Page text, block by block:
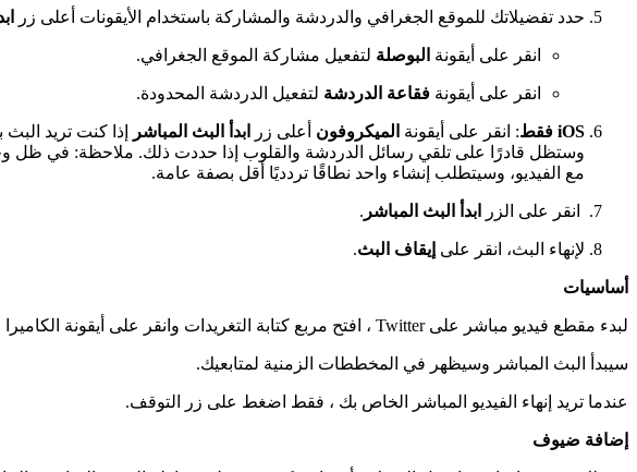
حدد تفضيلاتك للموقع الجغرافي والدردشة والمشاركة باستخدام الأيقونات أعلى زر
انقر على أيقونة البوصلة لتفعيل مشاركة الموقع الجغرافي.
انقر على أيقونة فقاعة الدردشة لتفعيل الدردشة المحدودة.
iOS فقط : انقر على أيقونة الميكروفون أعلى زر ابدأ البث المباشر
إذا كنت تريد
وستظل قادرًا على تلقي رسائل الدردشة والقلوب إذا حددت ذلك. ملاحظة: في
مع الفيديو، وسيتطلب إنشاء واحد نطاقًا تردديًا أقل بصفة عامة.
انقر على الزر ابدأ البث المباشر .
لإنهاء البث، انقر على إيقاف البث.
أساسيات
لبدء مقطع فيديو مباشر على Twitter ، افتح مربع كتابة التغريدات وانقر على أيقونة الكاميرا ، ثم حدد “Live” ثم “Go Live”.
سيبدأ البث المباشر وسيظهر في المخططات الزمنية لمتابعيك.
عندما تريد إنهاء الفيديو المباشر الخاص بك ، فقط اضغط على زر التوقف.
إضافة ضيوف